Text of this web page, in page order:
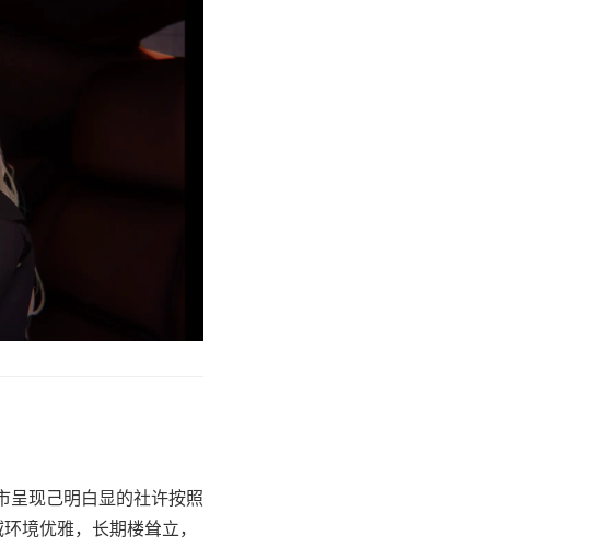
呈现己明白显的社许按照
境优雅，长期楼耸立，